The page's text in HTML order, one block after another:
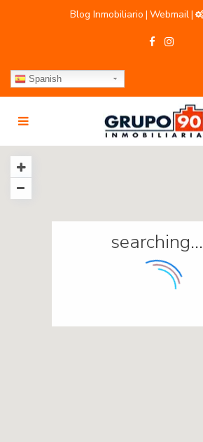
Blog Inmobiliario | Webmail|
Spanish
searching...